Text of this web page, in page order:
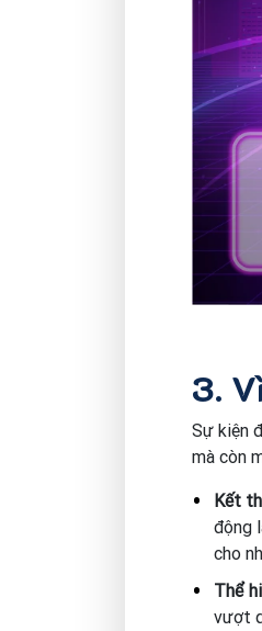
3.
Sự kiện
mà còn
Kết
động
cho
Thể
vượt